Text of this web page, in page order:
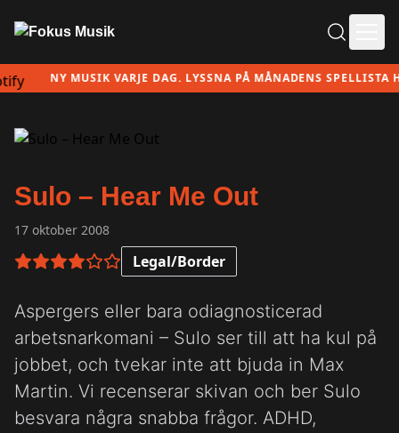
NY MUSIK VARJE DAG. LYSSNA PÅ MÅNADENS SPELLISTA HÄR!
Sulo – Hear Me Out
17 oktober 2008
4 av 6 i betyg Legal/Border
Aspergers eller bara odiagnosticerad
arbetsnarkomani – Sulo ser till att ha kul på
jobbet, och tvekar inte att bjuda in Max
Martin. Vi recenserar skivan och ber Sulo
besvara några snabba frågor. ADHD,